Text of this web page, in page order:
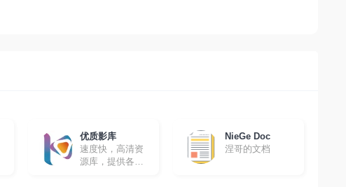
优质影库
速度快，高清资
源库，提供各种
NieGe Doc
涅哥的文档